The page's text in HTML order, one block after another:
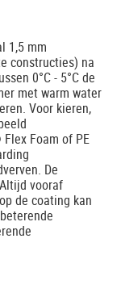
1,5 mm
constructies) na
0°C - 5°C de
met warm water
Voor kieren,
Foam of PE
De
vooraf
de coating kan